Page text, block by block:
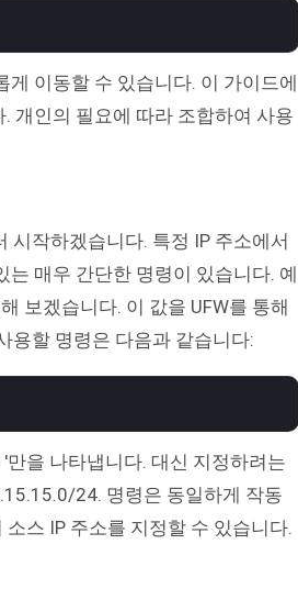
이동할 수 있습니다. 이 가이드에
개인의 필요에 따라 조합하여 사용
시작하겠습니다. 특정 IP 주소에서
매우 간단한 명령이 있습니다. 예
보겠습니다. 이 값을 UFW를 통해
용할 명령은 다음과 같습니다:
을 나타냅니다. 대신 지정하려는
24. 명령은 동일하게 작동
스 IP 주소를 지정할 수 있습니다.